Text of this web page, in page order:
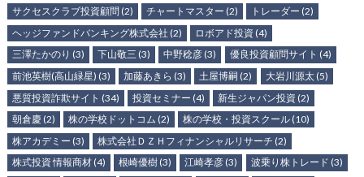
サクセスクラブ投資顧問 (2) チャートマスター (2) トレーダー (2)
ヘッジファンドバンキング株式会社 (2) ロボアド投資 (4)
三澤たかのり (3) 下山敬三 (3) 中野稔彦 (3) 優良投資顧問サイト (4)
前池英樹(高山緑星) (3) 加藤あきら (3) 土屋博嗣 (2) 大岩川源太(5)
悪質投資詐欺サイト (34) 投資セミナー (4) 新生ジャパン投資 (2)
朝倉慶 (2) 株の学校ドットコム (2) 株の学校・投資スクール (10)
株アカデミー (3) 株式会社ＤＺＨフィナンシャルリサーチ (2)
株式投資 情報商材(4) 根崎優樹 (3) 江崎孝彦 (3) 波乗り株トレード (3)